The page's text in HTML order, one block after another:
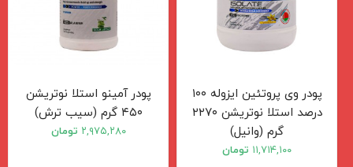
پودر وی پروتئین ایزوله ۱۰۰
درصد استلا نوتریشن ۲۲۷۰
گرم (وانیل)
۱۱,۷۱۴,۱۰۰ تومان
پودر آمینو استلا نوتریشن
۴۵۰ گرم (سیب ترش)
۲,۹۷۵,۲۸۰ تومان